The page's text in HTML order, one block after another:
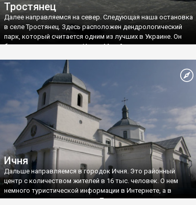
Тростянец
Далее направляемся на север. Следующая наша остановка
в селе Тростянец. Здесь расположен дендрологический
парк, который считается одним из лучших в Украине. Он
был создан на средства Ивана Михайловича
построил здесь большой деревянный дворец с флигелями
и хозяйственными зданиями. Через год в долине реки
Тростянец и двух больших прилегающих балках был
заложен парк.
Ичня
Дальше направляемся в городок Ичня. Это районный
центр с количеством жителей в 16 тыс. человек. О нем
немного туристической информации в Интернете, а в
путеводителях ее совсем нет. Поэтому туристы сюда не